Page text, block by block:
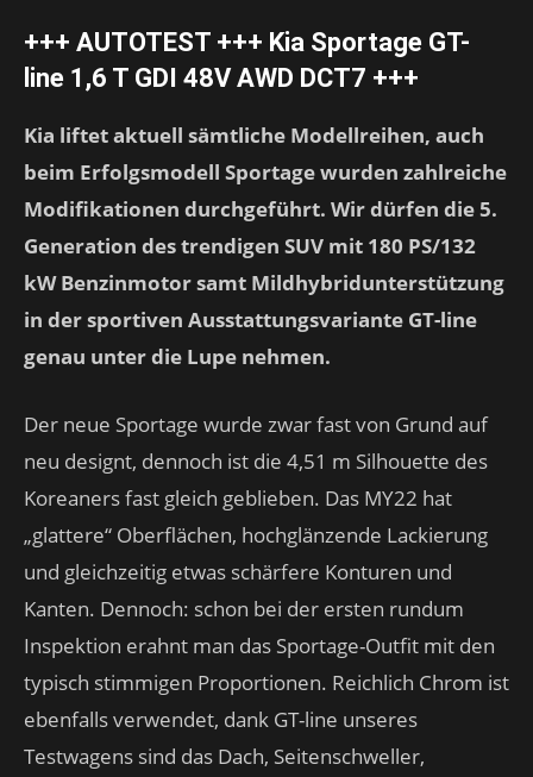
+++ AUTOTEST +++ Kia Sportage GT-
line 1,6 T GDI 48V AWD DCT7 +++
Kia liftet aktuell sämtliche Modellreihen, auch
beim Erfolgsmodell Sportage wurden zahlreiche
Modifikationen durchgeführt. Wir dürfen die 5.
Generation des trendigen SUV mit 180 PS/132
kW Benzinmotor samt Mildhybridunterstützung
in der sportiven Ausstattungsvariante GT-line
genau unter die Lupe nehmen.
Der neue Sportage wurde zwar fast von Grund auf
neu designt, dennoch ist die 4,51 m Silhouette des
Koreaners fast gleich geblieben. Das MY22 hat
„glattere“ Oberflächen, hochglänzende Lackierung
und gleichzeitig etwas schärfere Konturen und
Kanten. Dennoch: schon bei der ersten rundum
Inspektion erahnt man das Sportage-Outfit mit den
typisch stimmigen Proportionen. Reichlich Chrom ist
ebenfalls verwendet, dank GT-line unseres
Testwagens sind das Dach, Seitenschweller,